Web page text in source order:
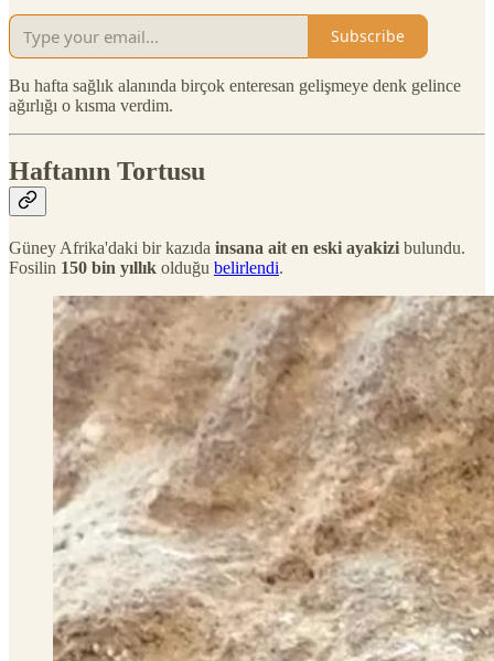
Subscribe
Bu hafta sağlık alanında birçok enteresan gelişmeye denk gelince
ağırlığı o kısma verdim.
Haftanın Tortusu
Güney Afrika'daki bir kazıda insana ait en eski ayakizi bulundu.
Fosilin 150 bin yıllık olduğu belirlendi.